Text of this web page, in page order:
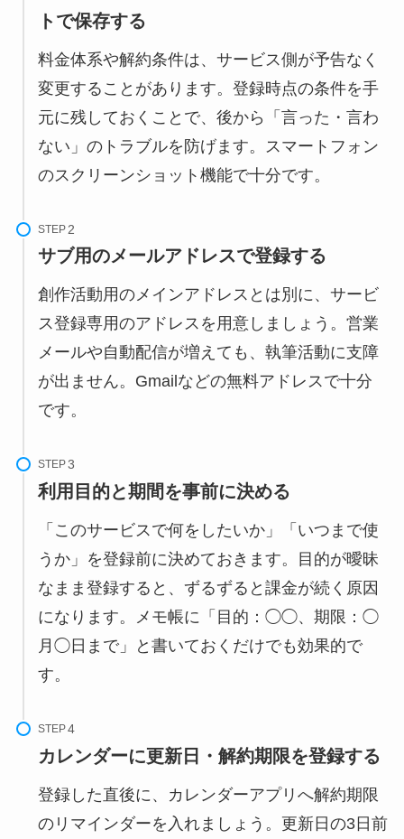
トで保存する
料金体系や解約条件は、サービス側が予告なく
変更することがあります。登録時点の条件を手
元に残しておくことで、後から「言った・言わ
ない」のトラブルを防げます。スマートフォン
のスクリーンショット機能で十分です。
STEP
サブ用のメールアドレスで登録する
創作活動用のメインアドレスとは別に、サービ
ス登録専用のアドレスを用意しましょう。営業
メールや自動配信が増えても、執筆活動に支障
が出ません。Gmailなどの無料アドレスで十分
です。
STEP
利用目的と期間を事前に決める
「このサービスで何をしたいか」「いつまで使
うか」を登録前に決めておきます。目的が曖昧
なまま登録すると、ずるずると課金が続く原因
になります。メモ帳に「目的：◯◯、期限：◯
月◯日まで」と書いておくだけでも効果的で
す。
STEP
カレンダーに更新日・解約期限を登録する
登録した直後に、カレンダーアプリへ解約期限
のリマインダーを入れましょう。更新日の3日前